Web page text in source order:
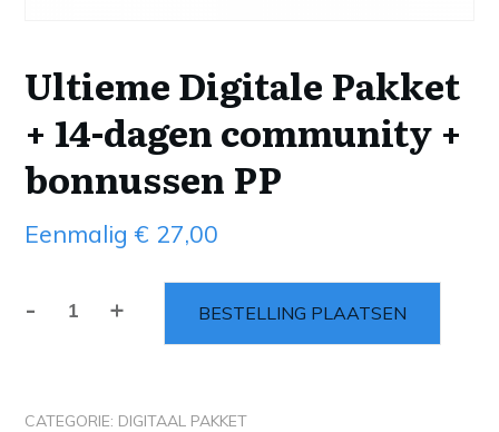
Ultieme Digitale Pakket
+ 14-dagen community +
bonnussen PP
Eenmalig€ 27,00
- + BESTELLING PLAATSEN
CATEGORIE: DIGITAAL PAKKET